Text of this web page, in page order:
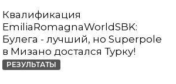
Квалификация
EmiliaRomagnaWorldSBK:
Булега - лучший, но Superpole
в Мизано достался Турку!
РЕЗУЛЬТАТЫ